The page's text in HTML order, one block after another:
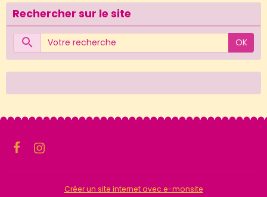
Rechercher sur le site
OK
Créer un site internet avec e-monsite